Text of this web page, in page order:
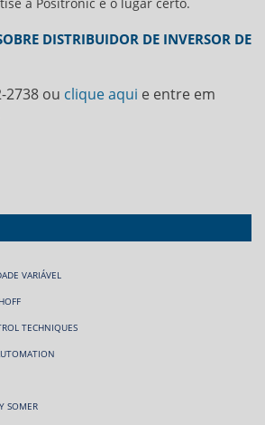
a Positronic é o lugar certo.
DISTRIBUIDOR DE INVERSOR DE
2738 ou clique aqui e entre em
VARIÁVEL
TECHNIQUES
SOMER